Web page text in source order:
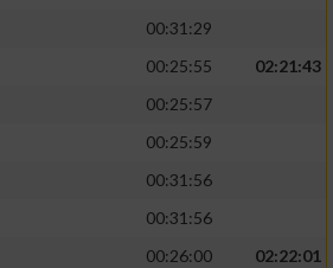
00:31:29
00:25:55
02:21:43
00:25:57
00:25:59
00:31:56
00:31:56
00:26:00
02:22:01